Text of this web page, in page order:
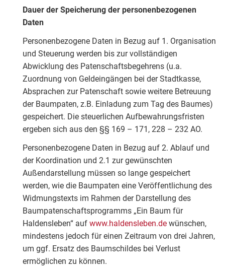
Dauer der Speicherung der personenbezogenen
Daten
Personenbezogene Daten in Bezug auf 1. Organisation
und Steuerung werden bis zur vollständigen
Abwicklung des Patenschaftsbegehrens (u.a.
Zuordnung von Geldeingängen bei der Stadtkasse,
Absprachen zur Patenschaft sowie weitere Betreuung
der Baumpaten, z.B. Einladung zum Tag des Baumes)
gespeichert. Die steuerlichen Aufbewahrungsfristen
ergeben sich aus den §§ 169 – 171, 228 – 232 AO.
Personenbezogene Daten in Bezug auf 2. Ablauf und
der Koordination und 2.1 zur gewünschten
Außendarstellung müssen so lange gespeichert
werden, wie die Baumpaten eine Veröffentlichung des
Widmungstexts im Rahmen der Darstellung des
Baumpatenschaftsprogramms „Ein Baum für
Haldensleben“ auf www.haldensleben.de wünschen,
mindestens jedoch für einen Zeitraum von drei Jahren,
um ggf. Ersatz des Baumschildes bei Verlust
ermöglichen zu können.